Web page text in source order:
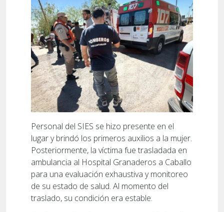
Personal del SIES se hizo presente en el
lugar y brindó los primeros auxilios a la mujer.
Posteriormente, la víctima fue trasladada en
ambulancia al Hospital Granaderos a Caballo
para una evaluación exhaustiva y monitoreo
de su estado de salud. Al momento del
traslado, su condición era estable.